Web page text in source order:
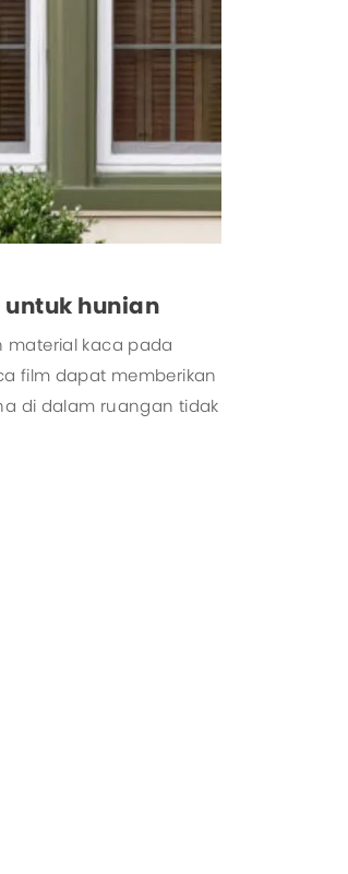
hunian
material kaca pada
film dapat memberikan
di dalam ruangan tidak